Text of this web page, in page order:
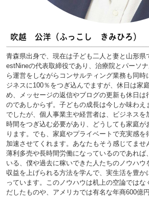
吹越 公洋（ふっこし きみひろ）
青森県出身で、現在は子ども二人と妻と山形県
estNineの代表取締役であり、治療院とパーソ
ら運営をしながらコンサルティング業務も同
ジネスに100％をつぎ込んでますが、休日は家
め、メッセージの返信やブログの更新も休日は
のであしからず。子どもの成長は今しか味わえ
でしたが、個人事業主や経営者は、ビジネスを
時間をつぎ込む必要があり、どうしても家庭が
ります。でも、家庭やプライベートで充実感を
加速させてくれます。あなたもそう感じてませ
薄利多売や長時間労働になっているのであれば
いる、僕や過去に稼いできた人たちのノウハウ
収益を上げられる方法を学んで、実生活を豊か
っています。このノウハウは机上の空論ではな
だしたものや、アメリカでは有名な年商600億